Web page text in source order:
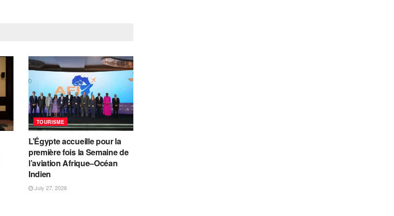
TOURISME
L’Égypte accueille pour la
première fois la Semaine de
l’aviation Afrique–Océan
Indien
July 27, 2026